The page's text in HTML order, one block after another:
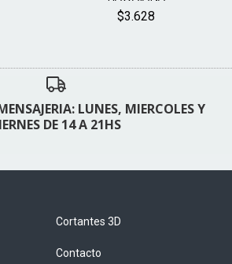
$3.628
LUNES, MIERCOLES Y
DE 14 A 21HS
Cortantes 3D
Contacto